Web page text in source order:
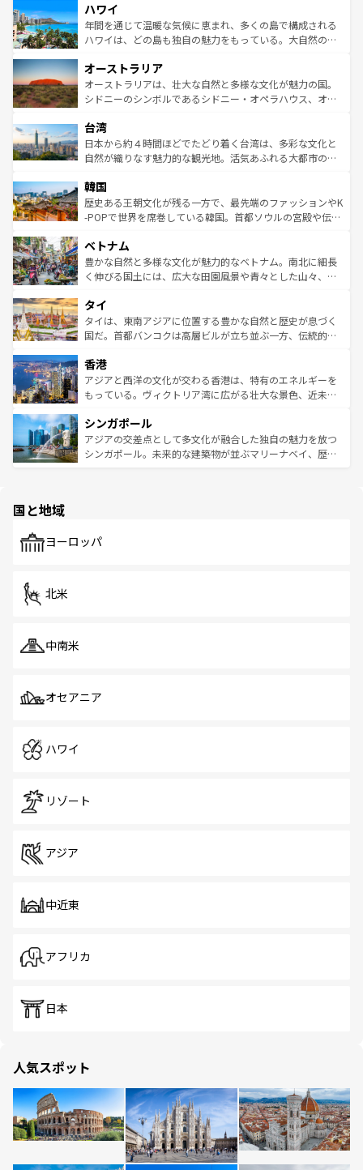
ば市内交通費無料で観光を楽しむこともできる。 なお、新
着のスイス情報はコンテンツ一覧 を参照してほしい。
のような巨大都市は、観光、ショッピング、エンターテイ
ンメントが詰まった刺激的なスポットだ。一方、アメリカ
西部には大自然が広がり、グランドキャニオンやイエロー
部のニューオーリンズでは、音楽と美食が融合した独特の
文化が魅力。旅行者はアメリカの各地域で異なる魅力を楽
しみながら、その多様性と豊かな歴史を感じることができ
ならではの贅沢な旅のスタイルだ。 なお、新着のアメリカ
情報はコンテンツ一覧を参照してほしい。
ハワイ
年間を通じて温暖な気候に恵まれ、多くの島で構成される
ハワイは、どの島も独自の魅力をもっている。大自然の神
ワイ島は見逃せない。また、定番の観光地といえばオアフ
島だが、静かな自然を求めるならマウイ島やカウアイ島が
おすすめ。エメラルドグリーンに輝く海をはじめ、豊かな
れるおもてなしの心で訪れる人々を迎えてくれるハワイの
人々、おいしいローカルフードやハワイアンミュージッ
ク、伝統的なフラダンスなど、すべてがハワイの魅力を彩
ワイを、存分に味わってほしい。 なお、新着のハワイ情報
はコンテンツ一覧を参照してほしい。
オーストラリア
オーストラリアは、壮大な自然と多様な文化が魅力の国。
シドニーのシンボルであるシドニー・オペラハウス、オー
リアリーフや大陸中央部にそびえるウルル（エアーズロッ
ク）、タスマニアの美しい原生林やケアンズの熱帯雨林な
ど、見どころがたくさん。また、カフェやワイン、オージ
いる。アクティビティも充実しており、サーフィンやダイ
ビング、ハイキングなど、アウトドア好きにはたまらな
い。オーストラリアの多彩な魅力を存分に味わいつくそ
参照してほしい。
台湾
日本から約４時間ほどでたどり着く台湾は、多彩な文化と
自然が織りなす魅力的な観光地。活気あふれる大都市の台
ン）、静ひつな山岳地帯である台湾東部など、都市の喧騒
と山間の静けさが共存しており、訪れる人に新しい発見と
驚きをもたらしてくれる。また、奥深い台湾の食文化も魅
容にもいいと評判のスイーツなど、バラエティ豊かな料理
が味わえる。 なお、新着の台湾情報は コンテンツ一覧を参
照してほしい。
韓国
歴史ある王朝文化が残る一方で、最先端のファッションやK
-POPで世界を席巻している韓国。首都ソウルの宮殿や伝統
き、地方に足を延ばせば四季折々の自然美を楽しむことが
できる。そして、キムチや焼肉、絶品のストリートフード
まで、さまざまな韓国料理が待っている。夜には、韓国な
リティに包まれながら、韓国の多彩な魅力を心ゆくまで味
わってみてほしい。 なお、新着の韓国情報はコンテンツ一
覧を参照してほしい。
ベトナム
豊かな自然と多様な文化が魅力的なベトナム。南北に細長
く伸びる国土には、広大な田園風景や青々とした山々、世
急速な発展と共に伝統が息づく。ハノイの古い町並みやホ
ーチミン市のフランス統治時代の建物も、独特の雰囲気を
醸し出している。また、バラエティの豊かさとおいしさで
とつ。フォーやバインミー、ベトナムコーヒーなどは、ぜ
ひ現地で味わいたい。どの地域を訪れてもあたたかい人々
が旅行者を迎えてくれるので、きっと忘れられない旅にな
参照してほしい。
タイ
タイは、東南アジアに位置する豊かな自然と歴史が息づく
国だ。首都バンコクは高層ビルが立ち並ぶ一方、伝統的な
の活気が交差している。北部ではチェンマイなどの山岳地
帯で自然と触れ合い、南部ではプーケットやクラビの美し
いビーチでリゾート気分を楽しむことができる。タイ料理
激する。気候は一年中温暖で、どの季節にも異なる楽しみ
が待っている。親しみやすいタイの人々、仏教を中心とし
た文化、そして多様な観光資源が、訪れる旅人を魅了し続
香港
アジアと西洋の文化が交わる香港は、特有のエネルギーを
もっている。ヴィクトリア湾に広がる壮大な景色、近未来
み、どこを訪れても感動するはず。観光スポットが密集し
ており、効率よく見どころを回れるのも魅力。息をのむよ
うな絶景から文化的な体験まで、香港を存分に楽しみ尽く
シンガポール
アジアの交差点として多文化が融合した独自の魅力を放つ
シンガポール。未来的な建築物が並ぶマリーナベイ、歴史
で、ホーカーズは地元の風情を楽しめる外せないスポット
国と地域
ヨーロッパ
北米
中南米
オセアニア
ハワイ
リゾート
アジア
中近東
アフリカ
日本
人気スポット